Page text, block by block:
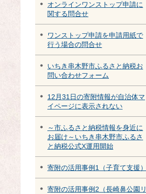
オンラインワンストップ申請に
関する問合せ
ワンストップ申請を申請用紙で
行う場合の問合せ
いちき串木野市ふるさと納税お
問い合わせフォーム
12月31日の寄附情報が自治体マ
イページに表示されない
～市ふるさと納税情報を身近に
お届け～いちき串木野市ふるさ
と納税公式X運用開始
寄附の活用事例1（子育て支援）
寄附の活用事例2（長崎鼻公園リ